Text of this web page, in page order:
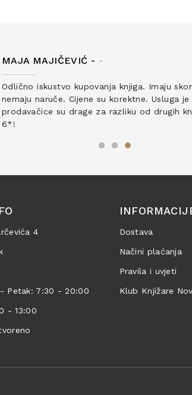
MAJA MAJIČEVIĆ - -
Odlično iskustvo kupovanja knjiga. Imaju
nemaju naruče. Cijene su korektne. Usluga
prodavačice su drage za razliku od drugih
6*!
4
Petak: 7:30 - 20:00
13:00
Dostava
Načini plaćanja
Pravila i uvjeti
Klub Knjižare